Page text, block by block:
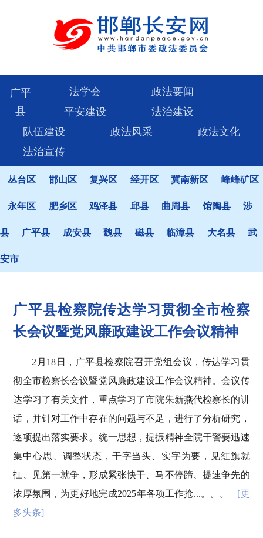
广平
县
法学会
政法要闻
平安建设
法治建设
队伍建设
政法风采
政法文化
法治宣传
丛台区 邯山区 复兴区 经开区 冀南新区 峰峰矿区
永年区 肥乡区 鸡泽县 邱县 曲周县 馆陶县 涉
县 广平县 成安县 魏县 磁县 临漳县 大名县 武
安市
广平县检察院传达学习贯彻全市检察
长会议暨党风廉政建设工作会议精神
2月18日，广平县检察院召开党组会议，传达学习贯
彻全市检察长会议暨党风廉政建设工作会议精神。会议传
达学习了有关文件，重点学习了市院朱新燕代检察长的讲
话，并针对工作中存在的问题与不足，进行了分析研究，
逐项提出落实要求。统一思想，提振精神全院干警要迅速
集中心思、调整状态，干字当头、实字为要，见红旗就
扛、见第一就争，形成紧张快干、马不停蹄、提速争先的
浓厚氛围，为更好地完成2025年各项工作抢...。。。
[更
多头条]